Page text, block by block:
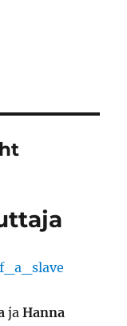
jaHanna